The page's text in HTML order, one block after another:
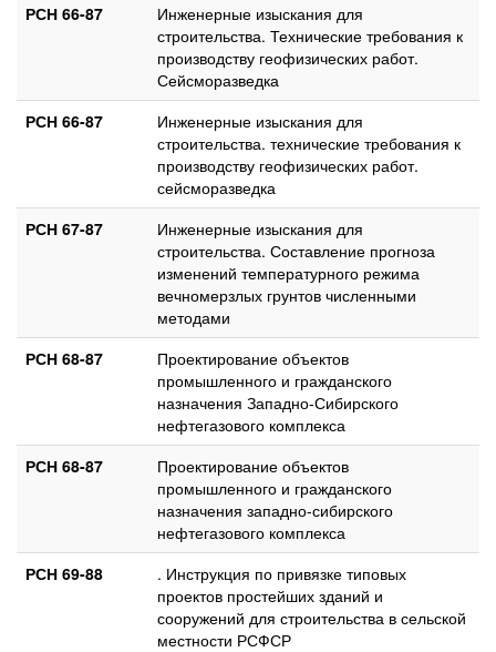
РСН 66-87
Инженерные изыскания для
строительства. Технические требования к
производству геофизических работ.
Сейсморазведка
РСН 66-87
Инженерные изыскания для
строительства. технические требования к
производству геофизических работ.
сейсморазведка
РСН 67-87
Инженерные изыскания для
строительства. Составление прогноза
изменений температурного режима
вечномерзлых грунтов численными
методами
РСН 68-87
Проектирование объектов
промышленного и гражданского
назначения Западно-Сибирского
нефтегазового комплекса
РСН 68-87
Проектирование объектов
промышленного и гражданского
назначения западно-сибирского
нефтегазового комплекса
РСН 69-88
. Инструкция по привязке типовых
проектов простейших зданий и
сооружений для строительства в сельской
местности РСФСР